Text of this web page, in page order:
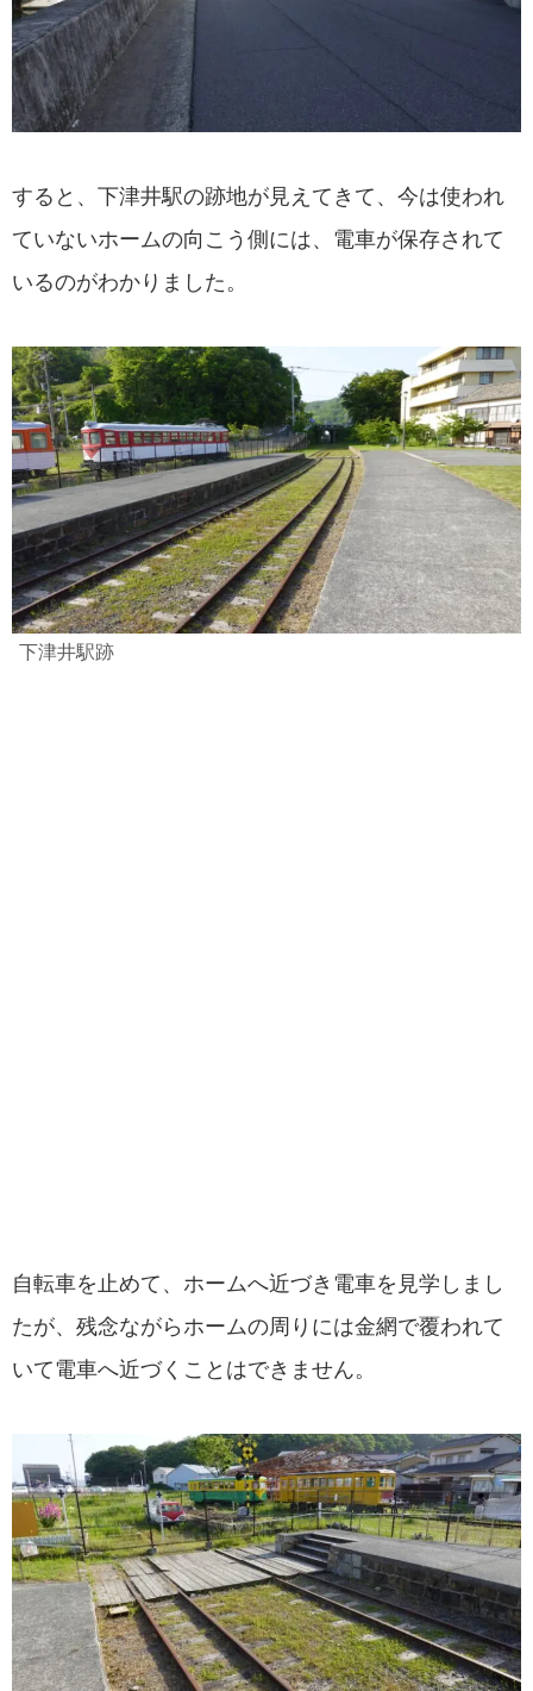
すると、下津井駅の跡地が見えてきて、今は使われ
ていないホームの向こう側には、電車が保存されて
いるのがわかりました。
下津井駅跡
自転車を止めて、ホームへ近づき電車を見学しまし
たが、残念ながらホームの周りには金網で覆われて
いて電車へ近づくことはできません。